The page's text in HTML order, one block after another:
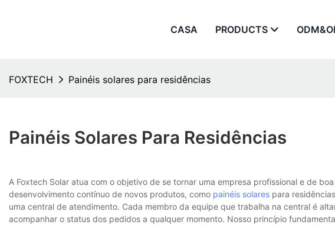
CASA PRODUCTS
FOXTECH Painéis solares para residências
Painéis Solares Para Residências
A Foxtech Solar atua com o objetivo de se tornar uma empresa profissional e de
desenvolvimento contínuo de novos produtos, como painéis solares para
uma central de atendimento. Cada membro da equipe que trabalha na central é
acompanhar o status dos pedidos a qualquer momento. Nosso princípio